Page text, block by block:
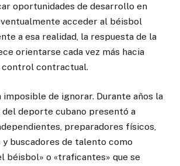
oportunidades de desarrollo en
acceder al béisbol
a esa realidad, la respuesta de la
orientarse cada vez más hacia
control contractual.
imposible de ignorar. Durante años la
deporte cubano presentó a
preparadores físicos,
buscadores de talento como
béisbol» o «traficantes» que se